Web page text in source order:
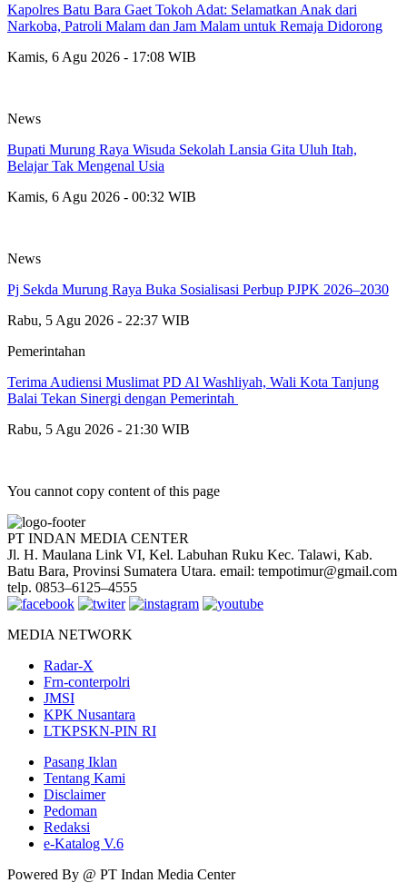
Kapolres Batu Bara Gaet Tokoh Adat: Selamatkan Anak dari
Narkoba, Patroli Malam dan Jam Malam untuk Remaja Didorong
Kamis, 6 Agu 2026 - 17:08 WIB
News
Bupati Murung Raya Wisuda Sekolah Lansia Gita Uluh Itah,
Belajar Tak Mengenal Usia
Kamis, 6 Agu 2026 - 00:32 WIB
News
Pj Sekda Murung Raya Buka Sosialisasi Perbup PJPK 2026–2030
Rabu, 5 Agu 2026 - 22:37 WIB
Pemerintahan
Terima Audiensi Muslimat PD Al Washliyah, Wali Kota Tanjung
Balai Tekan Sinergi dengan Pemerintah
Rabu, 5 Agu 2026 - 21:30 WIB
You cannot copy content of this page
PT INDAN MEDIA CENTER
Jl. H. Maulana Link VI, Kel. Labuhan Ruku Kec. Talawi, Kab.
Batu Bara, Provinsi Sumatera Utara. email: tempotimur@gmail.com
telp. 0853–6125–4555
MEDIA NETWORK
Radar-X
Frn-conterpolri
JMSI
KPK Nusantara
LTKPSKN-PIN RI
Pasang Iklan
Tentang Kami
Disclaimer
Pedoman
Redaksi
e-Katalog V.6
Powered By @ PT Indan Media Center